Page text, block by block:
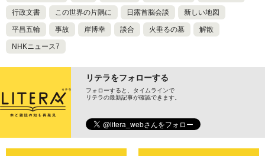
行政文書 この世界の片隅に 日露首脳会談 新しい地図
平昌五輪 事故 岸博幸 談合 火垂るの墓 解散
NHKニュース7
リテラをフォローする
フォローすると、タイムラインで
リテラの最新記事が確認できます。